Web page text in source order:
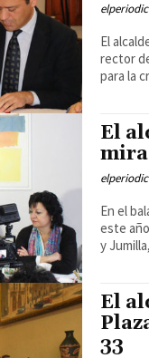
El
rector
para la
El
En el
este
y Jumilla,
El
33